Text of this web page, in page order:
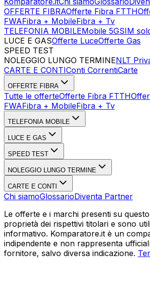
OFFERTE FIBRAOfferte Fibra FTTH
FWAFibra + MobileFibra + Tv
TELEFONIA MOBILEMobile 5GSIM
LUCE E GASOfferte LuceOfferte Gas
SPEED TEST
NOLEGGIO LUNGO TERMINENLT
CARTE E CONTIConti CorrentiCarte
OFFERTE FIBRA
Tutte le offerteOfferte Fibra FTTH
FWAFibra + MobileFibra + Tv
TELEFONIA MOBILE
LUCE E GAS
SPEED TEST
NOLEGGIO LUNGO TERMINE
CARTE E CONTI
Chi siamoGlossarioDiventa Partner
Le offerte e i marchi presenti su
proprietà dei rispettivi titolari e sono
informativo. Komparatore.it è un
indipendente e non rappresenta
fornitore, salvo diversa indicazione.